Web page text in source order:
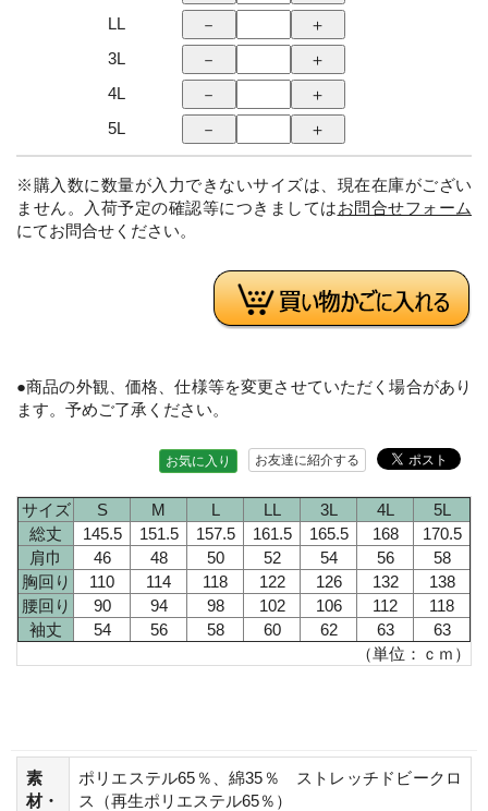
LL
3L
4L
5L
※購入数に数量が入力できないサイズは、現在在庫がござい
ません。入荷予定の確認等につきましてはお問合せフォーム
にてお問合せください。
●商品の外観、価格、仕様等を変更させていただく場合があり
ます。予めご了承ください。
お友達に紹介する
お気に入り
サイズ S M L LL 3L 4L
5L
総丈
145.5 151.5 157.5 161.5 165.5 168
170.5
肩巾
46 48 50 52 54 56
58
胸回り
110 114 118 122 126 132
138
腰回り
90 94 98 102 106 112
118
袖丈
54 56 58 60 62 63
63
（単位：ｃｍ）
素
材・
ポリエステル65％、綿35％ ストレッチドビークロ
ス（再生ポリエステル65％）